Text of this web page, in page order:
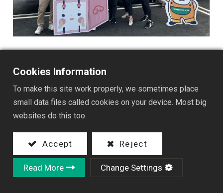
Cookies Information
To make this site work properly, we sometimes place
small data files called cookies on your device. Most big
websites do this too.
Accept Reject
Read More Change Settings